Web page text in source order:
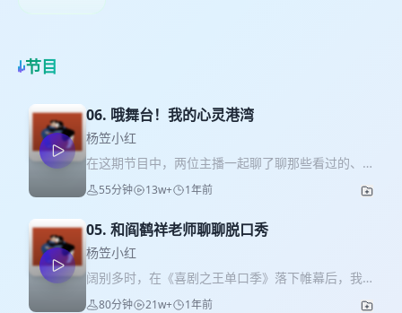
节目
06. 哦舞台！我的心灵港湾
杨笠小红
在这期节目中，两位主播一起聊了聊那些看过的、
没看过的，甚至是创作的、参演的舞台。感谢七幕
人生赞助本期节目，并为我们提供了「杨笠小红」
880和680票档单张半价 💰 1080票档第二张半价
🎁 购买1080票档每张还赠送本轮官摄纪念U盘、场
刊、随机纪念品（徽章、主题书包、票根等，随机
纪念品，数量有限赠完为止） 如需购票，请戳链
接：ticket.antank，或扫描下方二维码 祝大家收听
55分钟 13w+ 1年前
05. 和阎鹤祥老师聊聊脱口秀
杨笠小红
阔别多时，在《喜剧之王单口季》落下帷幕后，我
们邀请到了跨界喜剧人阎鹤祥。三位主播分别以演
80分钟 21w+ 1年前